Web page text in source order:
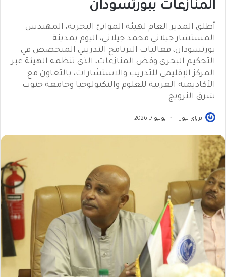
المنازعات ببورتسودان
أطلق المدير العام لهيئة الموانئ البحرية، المهندس
المستشار جيلاني محمد جيلاني، اليوم بمدينة
بورتسودان، فعاليات البرنامج التدريبي المتخصص في
التحكيم البحري وفض المنازعات، الذي تنظمه الهيئة عبر
المركز الإقليمي للتدريب والاستشارات، بالتعاون مع
الأكاديمية العربية للعلوم والتكنولوجيا وجامعة جنوب
شرق النرويج.
ترياق نيوز يونيو 7, 2026